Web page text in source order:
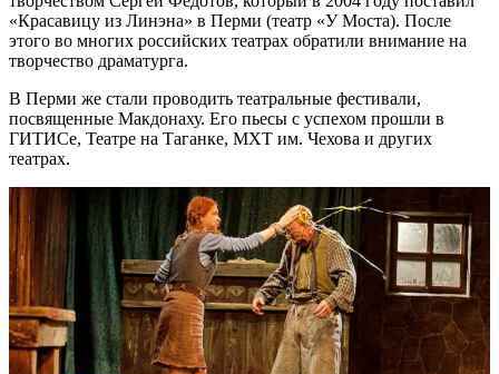
«Красавицу из Линэна» в Перми (театр «У Моста). После
этого во многих российских театрах обратили внимание на
творчество драматурга.
В Перми же стали проводить театральные фестивали,
посвященные Макдонаху. Его пьесы с успехом прошли в
ГИТИСе, Театре на Таганке, МХТ им. Чехова и других
театрах.